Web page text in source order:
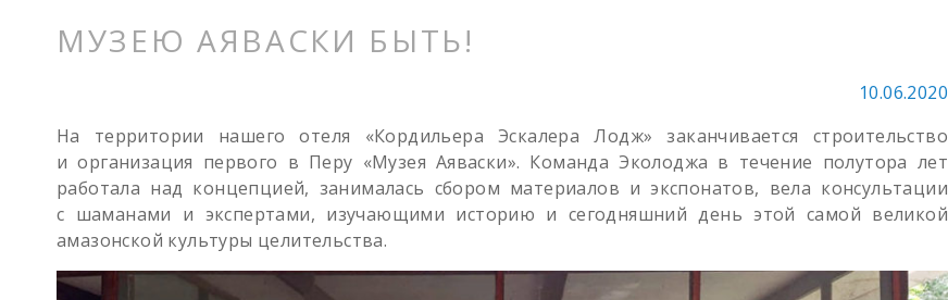
МУЗЕЮ АЯВАСКИ БЫТЬ!
10.06.2020
На территории нашего отеля «Кордильера Эскалера Лодж» заканчивается строительство
и организация первого в Перу «Музея Аяваски». Команда Эколоджа в течение полутора лет
работала над концепцией, занималась сбором материалов и экспонатов, вела консультации
с шаманами и экспертами, изучающими историю и сегодняшний день этой самой великой
амазонской культуры целительства.